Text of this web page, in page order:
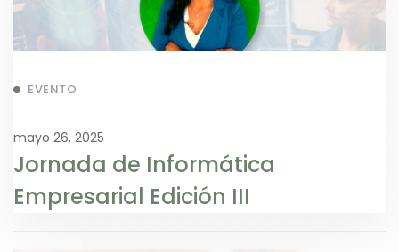
EVENTO
mayo 26, 2025
Jornada de Informática
Empresarial Edición III